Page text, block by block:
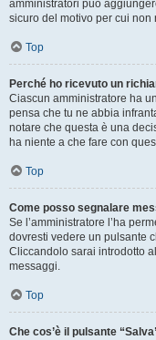
amministratori può
sicuro del motivo per cui
Top
Perché ho ricevuto un
Ciascun amministratore ha
pensa che tu ne abbia
notare che questa è una
ha niente a che fare con
Top
Come posso segnalare
Se l’amministratore l’ha
dovresti vedere un pulsante
Cliccandolo sarai introdotto
messaggi.
Top
Che cos’è il pulsante